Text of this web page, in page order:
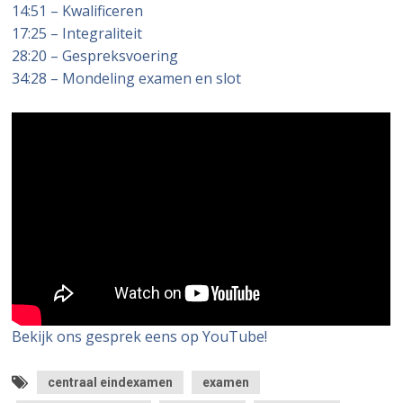
14:51 – Kwalificeren
17:25 – Integraliteit
28:20 – Gespreksvoering
34:28 – Mondeling examen en slot
Bekijk ons gesprek eens op YouTube!
centraal eindexamen examen